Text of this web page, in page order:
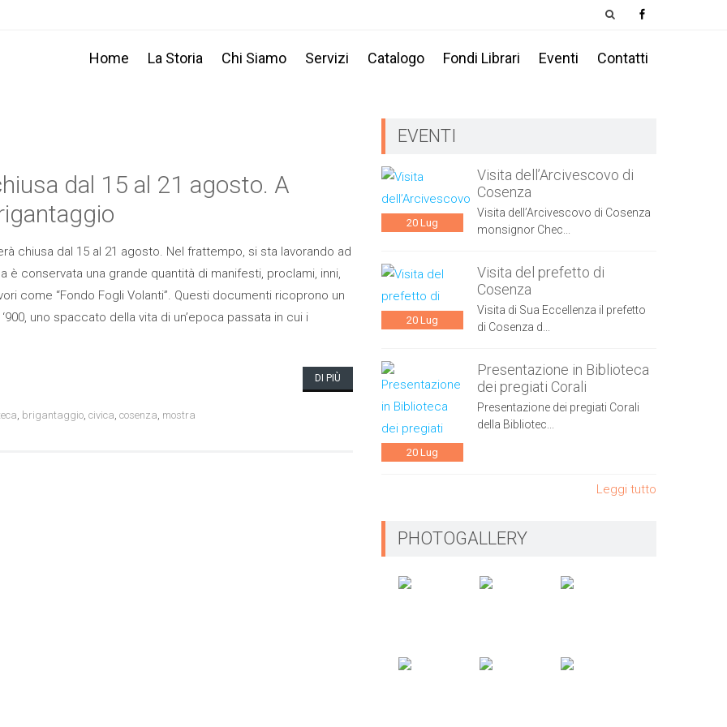
Home La Storia Chi Siamo Servizi Catalogo Fondi Librari Eventi Contatti
dal 15 al 21 agosto. A
chiusa dal 15 al 21 agosto. Nel frattempo, si sta lavorando ad
è conservata una grande quantità di manifesti, proclami, inni,
come “Fondo Fogli Volanti”. Questi documenti ricoprono un
uno spaccato della vita di un’epoca passata in cui i
DI PIÙ
, brigantaggio, civica, cosenza, mostra
EVENTI
20 Lug
Visita dell’Arcivescovo di
Cosenza
Visita dell’Arcivescovo di Cosenza
monsignor Chec...
20 Lug
Visita del prefetto di
Cosenza
Visita di Sua Eccellenza il prefetto
di Cosenza d...
20 Lug
Presentazione in Biblioteca
dei pregiati Corali
Presentazione dei pregiati Corali
della Bibliotec...
Leggi tutto
PHOTOGALLERY